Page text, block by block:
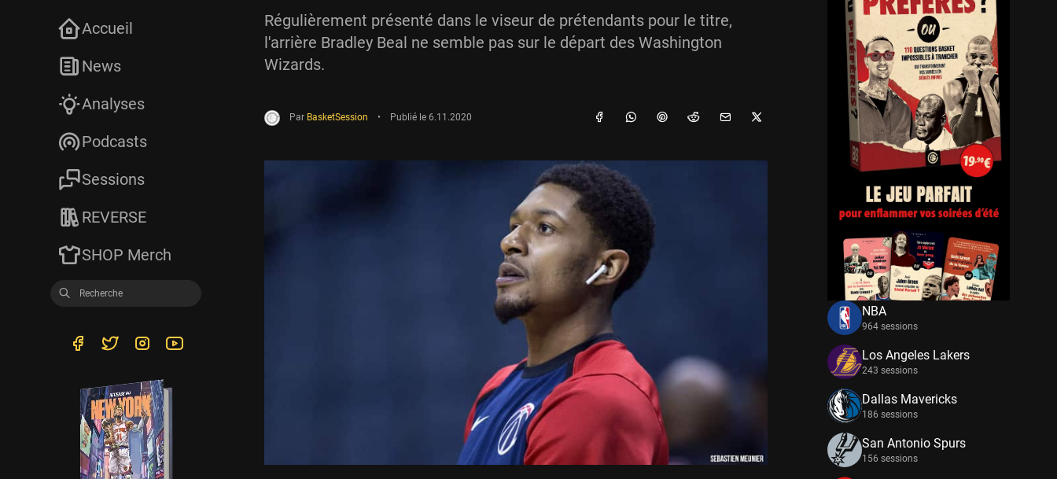
Régulièrement présenté dans le viseur de prétendants pour le titre,
l'arrière Bradley Beal ne semble pas sur le départ des Washington
Wizards.
Par BasketSession • Publié le 6.11.2020
Accueil
News
Analyses
Podcasts
Sessions
REVERSE
SHOP Merch
NBA
964 sessions
Los Angeles Lakers
243 sessions
Dallas Mavericks
186 sessions
San Antonio Spurs
156 sessions